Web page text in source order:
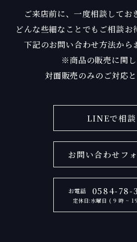
ご来店前に、一度相談してお
どんな些細なことでもご相談お
下記のお問い合わせ方法から
※商品の販売に関し
対面販売のみのご対応と
LINEで相談
お問い合わせフ
お電話 0584-78-
定休日:水曜日 ( 9 時 ~